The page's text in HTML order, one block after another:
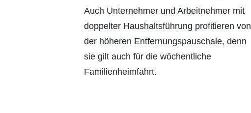
Auch Unternehmer und Arbeitnehmer mit
doppelter Haushaltsführung profitieren von
der höheren Entfernungspauschale, denn
sie gilt auch für die wöchentliche
Familienheim­fahrt.